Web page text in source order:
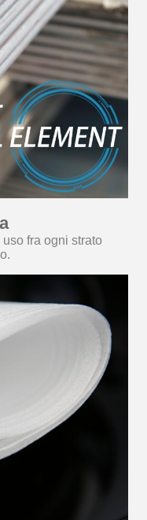
uso fra ogni strato